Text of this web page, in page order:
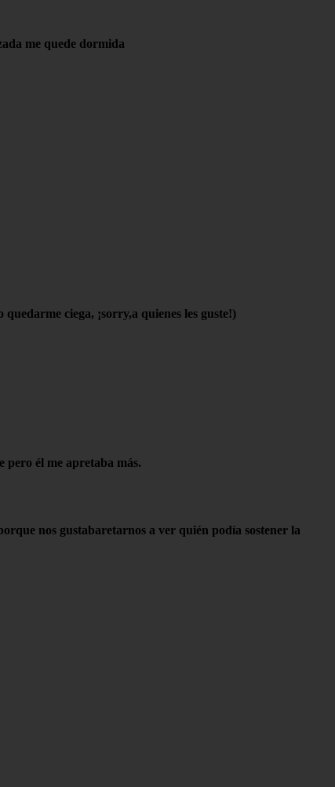
me quede dormida
ciega, ¡sorry,a quienes les guste!)
pero él me apretaba más.
nos gustabaretarnos a ver quién podía sostener la